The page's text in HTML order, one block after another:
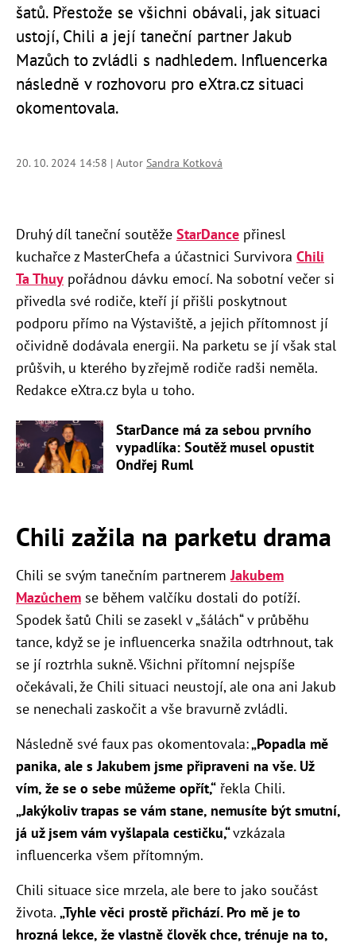
šatů. Přestože se všichni obávali, jak situaci
ustojí, Chili a její taneční partner Jakub
Mazůch to zvládli s nadhledem. Influencerka
následně v rozhovoru pro eXtra.cz situaci
okomentovala.
20. 10. 2024 14:58 | Autor Sandra Kotková
Druhý díl taneční soutěže StarDance přinesl
kuchařce z MasterChefa a účastnici Survivora Chili
Ta Thuy pořádnou dávku emocí. Na sobotní večer si
přivedla své rodiče, kteří jí přišli poskytnout
podporu přímo na Výstaviště, a jejich přítomnost jí
očividně dodávala energii. Na parketu se jí však stal
průšvih, u kterého by zřejmě rodiče radši neměla.
Redakce eXtra.cz byla u toho.
StarDance má za sebou prvního
vypadlíka: Soutěž musel opustit
Ondřej Ruml
Chili zažila na parketu drama
Chili se svým tanečním partneremJakubem
Mazůchem se během valčíku dostali do potíží.
Spodek šatů Chili se zasekl v „šálách“ v průběhu
tance, když se je influencerka snažila odtrhnout, tak
se jí roztrhla sukně. Všichni přítomní nejspíše
očekávali, že Chili situaci neustojí, ale ona ani Jakub
se nenechali zaskočit a vše bravurně zvládli.
Následně své faux pas okomentovala:„Popadla mě
panika, ale s Jakubem jsme připraveni na vše. Už
vím, že se o sebe můžeme opřít,“ řekla Chili.
„Jakýkoliv trapas se vám stane, nemusíte být smutní,
já už jsem vám vyšlapala cestičku,“vzkázala
influencerka všem přítomným.
Chili situace sice mrzela, ale bere to jako součást
života. „Tyhle věci prostě přichází. Pro mě je to
hrozná lekce, že vlastně člověk chce, trénuje na to,